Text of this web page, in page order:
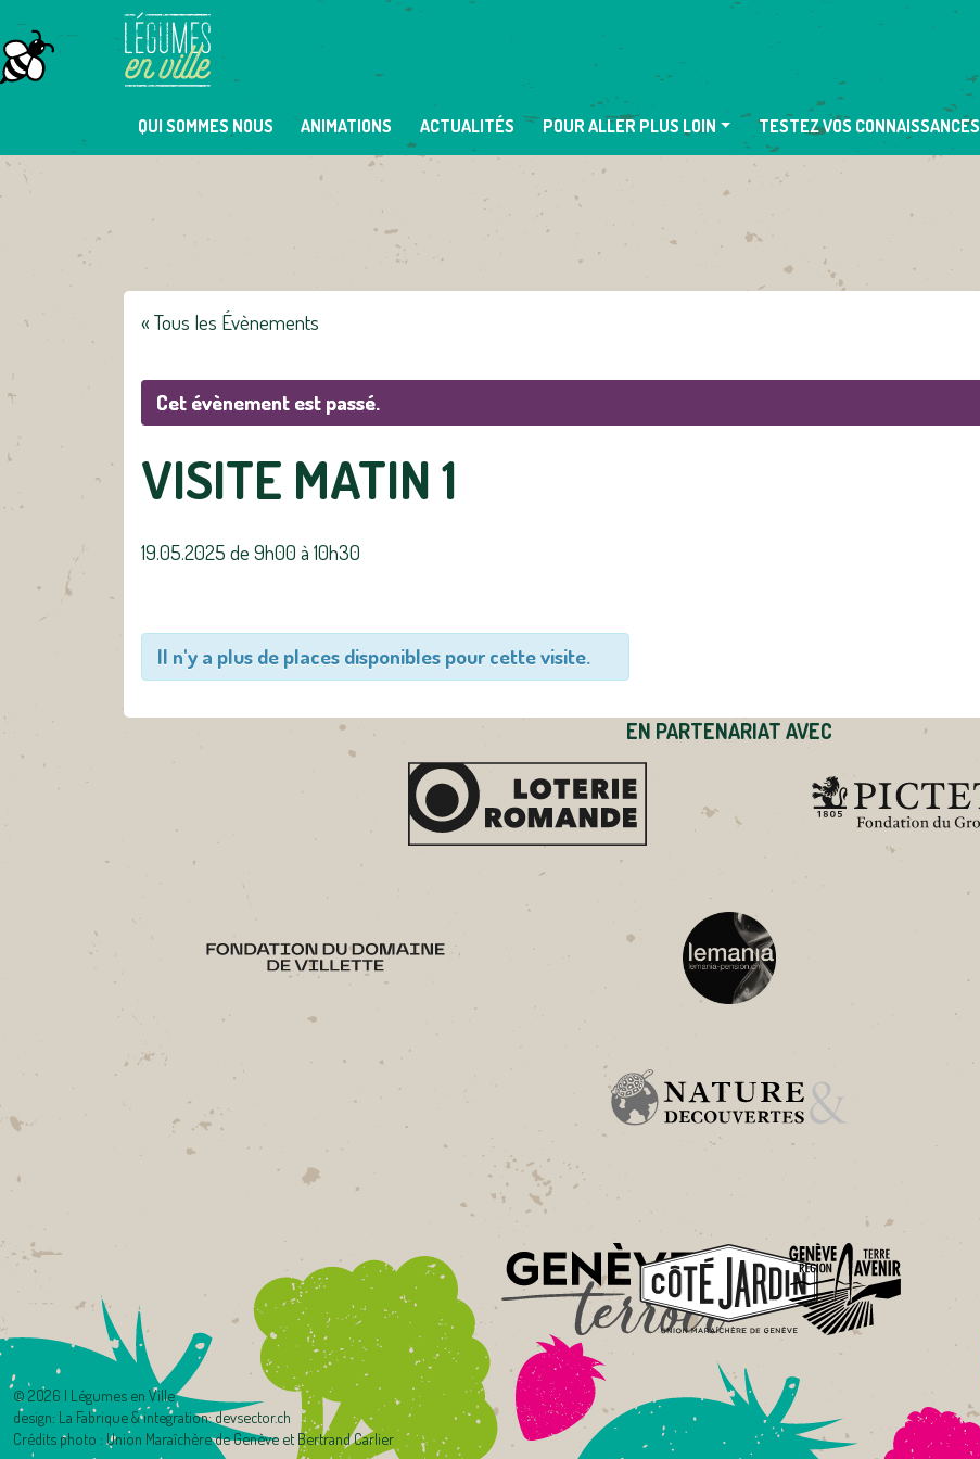
to
content
QUI SOMMES NOUS ANIMATIONS ACTUALITÉS POUR ALLER PLUS LOIN TESTEZ VOS CONNAISSANCES
« Tous les Évènements
Cet évènement est passé.
VISITE MATIN 1
19.05.2025 de 9h00 à 10h30
Il n'y a plus de places disponibles pour cette visite.
EN PARTENARIAT AVEC
© 2026 | Légumes en Ville
design: La Fabrique& integration:devsector.ch
Crédits photo : Union Maraîchère de Genève et Bertrand Carlier